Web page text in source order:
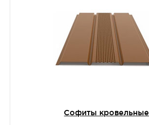
Софиты кровельные